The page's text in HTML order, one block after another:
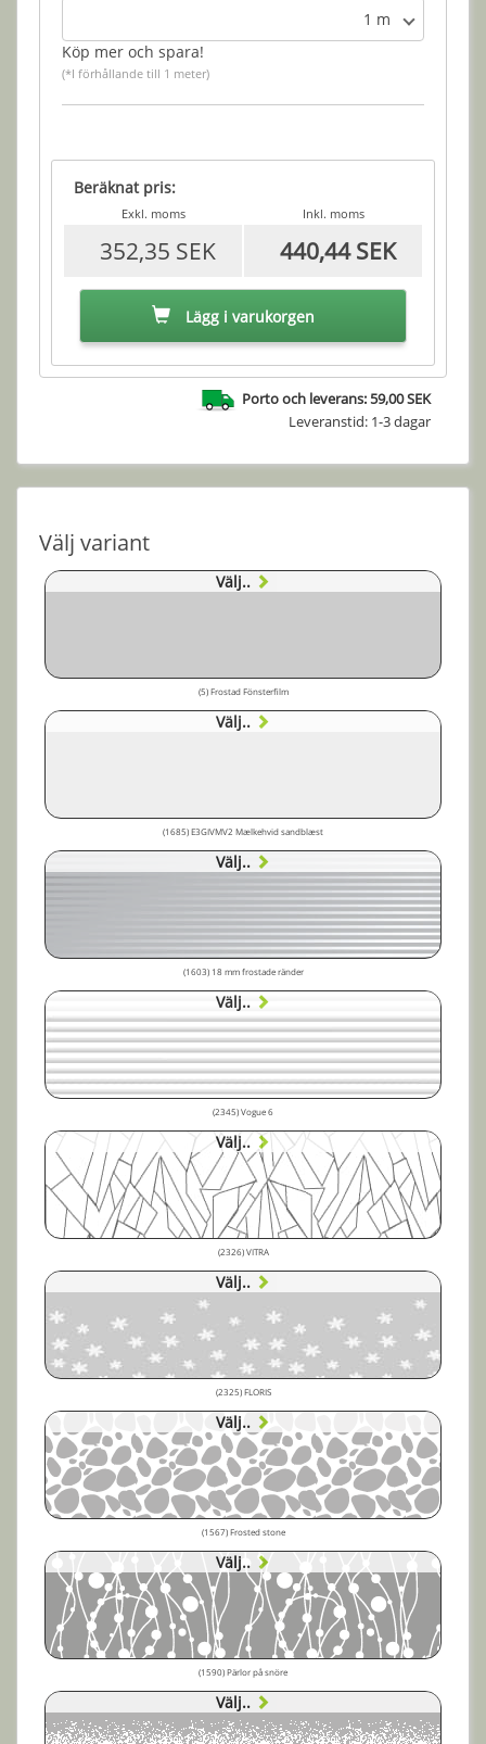
1 m
Köp mer och spara!
(*I förhållande till 1 meter)
Beräknat pris:
Exkl. moms Inkl. moms
352,35 SEK 440,44 SEK
Lägg i varukorgen
Porto och leverans: 59,00 SEK
Leveranstid: 1-3 dagar
Välj variant
Välj..
(5) Frostad Fönsterfilm
Välj..
(1685) E3GIVMV2 Mælkehvid sandblæst
Välj..
(1603) 18 mm frostade ränder
Välj..
(2345) Vogue 6
Välj..
(2326) VITRA
Välj..
(2325) FLORIS
Välj..
(1567) Frosted stone
Välj..
(1590) Pärlor på snöre
Välj..